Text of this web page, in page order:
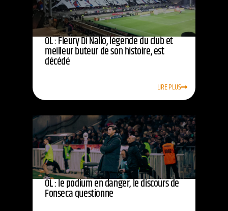
OL : Fleury Di Nallo, légende du club et
meilleur buteur de son histoire, est
décédé
LIRE PLUS
OL : le podium en danger, le discours de
Fonseca questionne